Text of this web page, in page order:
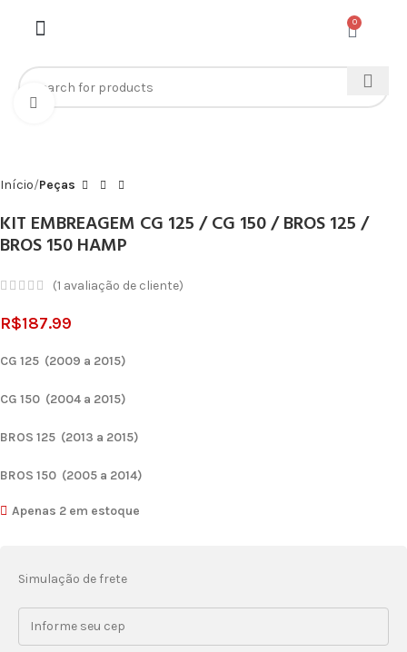
0
Início Peças
KIT EMBREAGEM CG 125 / CG 150 / BROS 125 /
BROS 150 HAMP
(1 avaliação de cliente)
R$187.99
CG 125 (2009 a 2015)
CG 150 (2004 a 2015)
BROS 125 (2013 a 2015)
BROS 150 (2005 a 2014)
Apenas 2 em estoque
Simulação de frete